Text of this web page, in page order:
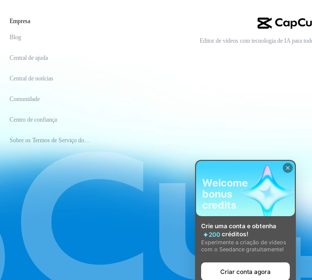
Empresa
Blog
Central de ajuda
Central de notícias
Comunidade
Centro de confiança
Sobre os Termos de Serviço do CapCut
Editor de vídeos com tecnologia de IA para
Welcome
bonus
credits
Crie uma conta e obtenha
200 créditos!
Experimente a criação de vídeos
com o Seedance gratuitamente!
Criar conta agora